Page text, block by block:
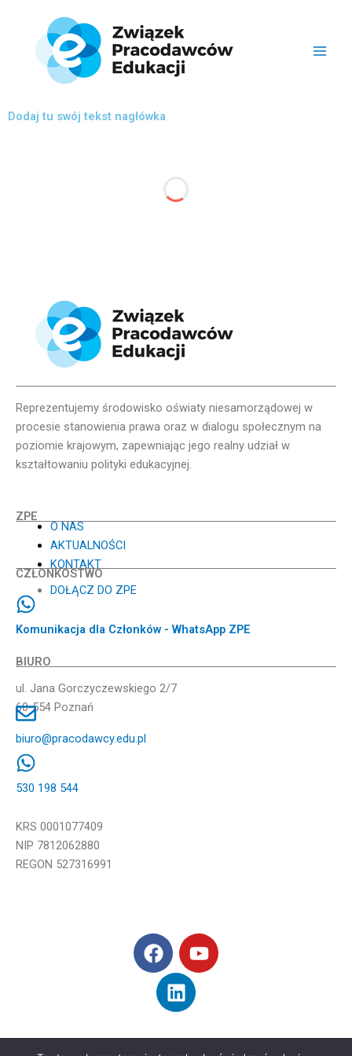
Dodaj tu swój tekst nagłówka
Reprezentujemy środowisko oświaty niesamorządowej w
procesie stanowienia prawa oraz w dialogu społecznym na
poziomie krajowym, zapewniając jego realny udział w
kształtowaniu polityki edukacyjnej.
ZPE
O NAS
AKTUALNOŚCI
KONTAKT
CZŁONKOSTWO
DOŁĄCZ DO ZPE
Komunikacja dla Członków - WhatsApp ZPE
BIURO
ul. Jana Gorczyczewskiego 2/7
60-554 Poznań
biuro@pracodawcy.edu.pl
530 198 544
KRS 0001077409
NIP 7812062880
REGON 527316991
F
a
c
e
o
Y
o
b
L
i
n
k
d